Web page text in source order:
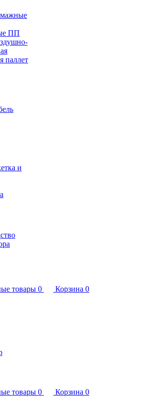
ПП
паллет
и
товары 0 Корзина 0
товары 0 Корзина 0